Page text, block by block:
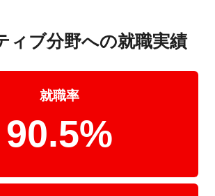
ィブ分野への就職実績
就職率
90.5%